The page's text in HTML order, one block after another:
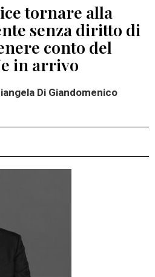
tornare alla
senza diritto di
conto del
in arrivo
Di Giandomenico